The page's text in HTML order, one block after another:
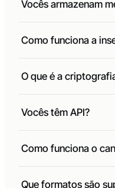
Vocês armazenam
Como funciona a
O que é a
Vocês têm API?
Como funciona o
Que formatos são